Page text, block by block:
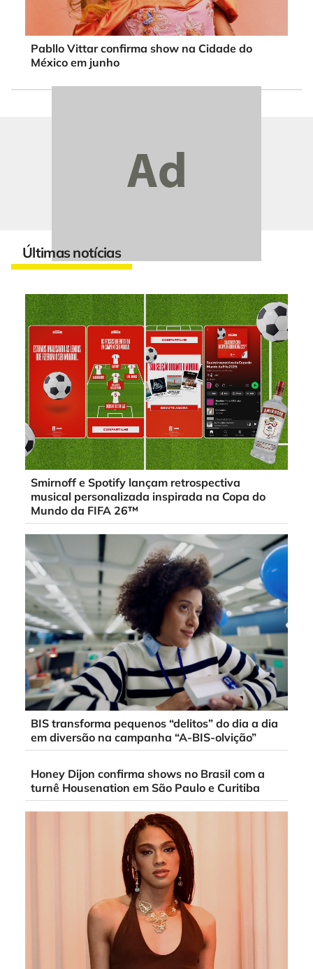
Pabllo Vittar confirma show na Cidade do
México em junho
Últimas notícias
Smirnoff e Spotify lançam retrospectiva
musical personalizada inspirada na Copa do
Mundo da FIFA 26™
BIS transforma pequenos “delitos” do dia a dia
em diversão na campanha “A-BIS-olvição”
Honey Dijon confirma shows no Brasil com a
turnê Housenation em São Paulo e Curitiba